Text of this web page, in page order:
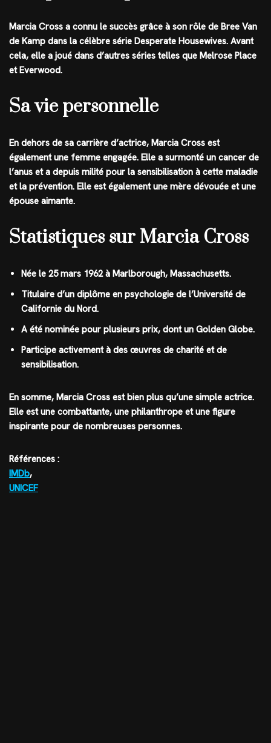
Marcia Cross a connu le succès grâce à son rôle de Bree Van
de Kamp dans la célèbre série Desperate Housewives. Avant
cela, elle a joué dans d’autres séries telles que Melrose Place
et Everwood.
Sa vie personnelle
En dehors de sa carrière d’actrice, Marcia Cross est
également une femme engagée. Elle a surmonté un cancer de
l’anus et a depuis milité pour la sensibilisation à cette maladie
et la prévention. Elle est également une mère dévouée et une
épouse aimante.
Statistiques sur Marcia Cross
Née le 25 mars 1962 à Marlborough, Massachusetts.
Titulaire d’un diplôme en psychologie de l’Université de
Californie du Nord.
A été nominée pour plusieurs prix, dont un Golden Globe.
Participe activement à des œuvres de charité et de
sensibilisation.
En somme, Marcia Cross est bien plus qu’une simple actrice.
Elle est une combattante, une philanthrope et une figure
inspirante pour de nombreuses personnes.
Références :
IMDb,
UNICEF